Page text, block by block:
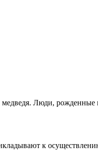
Люди, рожденные
к